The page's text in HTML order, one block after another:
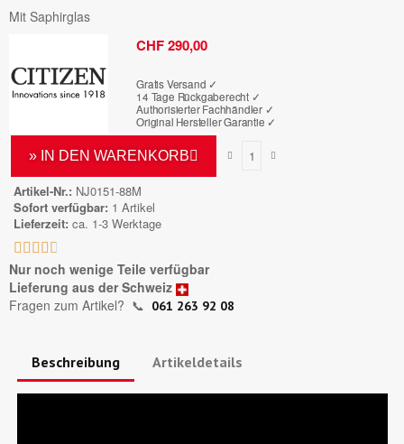
Mit Saphirglas
CHF 290,00
Gratis Versand ✓
14 Tage Rückgaberecht ✓
Authorisierter Fachhändler ✓
Original Hersteller Garantie ✓
» IN DEN WARENKORB
Artikel-Nr. NJ0151-88M
Sofort verfügbar 1 Artikel
Lieferzeit ca. 1-3 Werktage
    
Nur noch wenige Teile verfügbar
Lieferung aus der Schweiz
Fragen zum Artikel? 📞 061 263 92 08
Beschreibung Artikeldetails